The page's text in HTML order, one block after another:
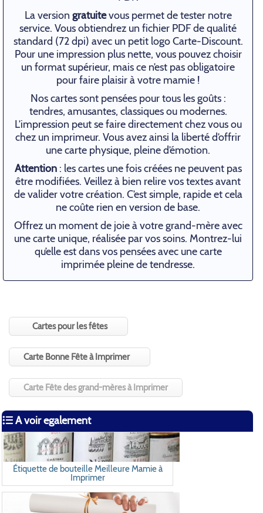
Cartes pour les fêtes
Carte Bonne Fête à Imprimer
Carte Fête des grand-mères à Imprimer
La version gratuitevous permet de tester notre
service. Vous obtiendrez un fichier PDF de qualité
standard (72 dpi) avec un petit logo Carte-Discount.
Pour une impression plus nette, vous pouvez choisir
un format supérieur, mais ce n’est pas obligatoire
pour faire plaisir à votre mamie !
Nos cartes sont pensées pour tous les goûts :
tendres, amusantes, classiques ou modernes.
L’impression peut se faire directement chez vous ou
chez un imprimeur. Vous avez ainsi la liberté d’offrir
une carte physique, pleine d’émotion.
Attention: les cartes une fois créées ne peuvent pas
être modifiées. Veillez à bien relire vos textes avant
de valider votre création. C’est simple, rapide et cela
ne coûte rien en version de base.
Offrez un moment de joie à votre grand-mère avec
une carte unique, réalisée par vos soins. Montrez-lui
qu’elle est dans vos pensées avec une carte
imprimée pleine de tendresse.
A voir egalement
Étiquette de bouteille Meilleure Mamie à
Imprimer